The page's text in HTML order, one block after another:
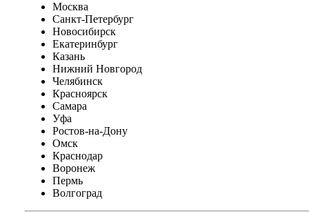
Москва
Санкт-Петербург
Новосибирск
Екатеринбург
Казань
Нижний Новгород
Челябинск
Красноярск
Самара
Уфа
Ростов-на-Дону
Омск
Краснодар
Воронеж
Пермь
Волгоград